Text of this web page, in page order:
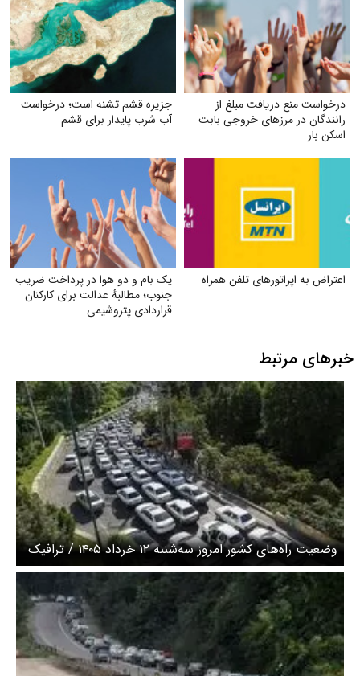
درخواست منع دریافت مبلغ از
رانندگان در مرزهای خروجی بابت
اسکن بار
جزیره قشم تشنه است؛ درخواست
آب شرب پایدار برای قشم
اعتراض به اپراتورهای تلفن همراه
یک بام و دو هوا در پرداخت ضریب
جنوب؛ مطالبهٔ عدالت برای کارکنان
قراردادی پتروشیمی
خبرهای مرتبط
وضعیت راه‌های کشور امروز سه‌شنبه ۱۲ خرداد ۱۴۰۵ / ترافیک
سنگین در ورودی‌های تهران